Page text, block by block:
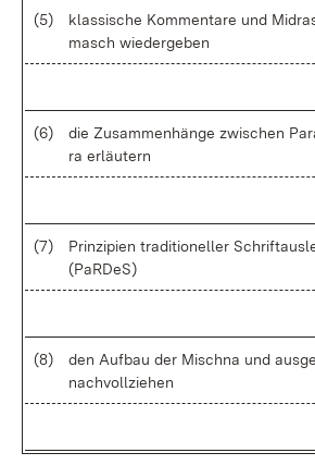
(5)
klas­si­sche Kom­men­ta­re und
masch wie­der­ge­ben
(6)
die Zu­sam­men­hän­ge zwi­schen
ra er­läu­tern
(7)
Prin­zi­pi­en tra­di­tio­nel­ler
(PaR­DeS)
(8)
den Auf­bau der Misch­na und
nach­voll­zie­hen